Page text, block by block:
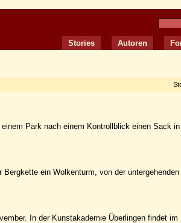
Stories Autoren
Park nach einem Kontrollblick einen Sack
ein Wolkenturm, von der
In der Kunstakademie Überlingen findet